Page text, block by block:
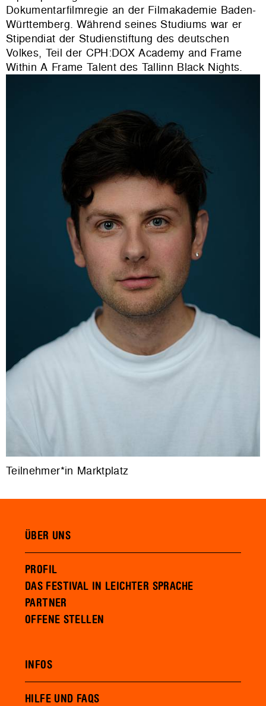
Dokumentarfilmregie an der Filmakademie Baden-
Württemberg. Während seines Studiums war er
Stipendiat der Studienstiftung des deutschen
Volkes, Teil der CPH:DOX Academy and Frame
Within A Frame Talent des Tallinn Black Nights.
Teilnehmer*in Marktplatz
ÜBER UNS
PROFIL
DAS FESTIVAL IN LEICHTER SPRACHE
PARTNER
OFFENE STELLEN
INFOS
HILFE UND FAQS